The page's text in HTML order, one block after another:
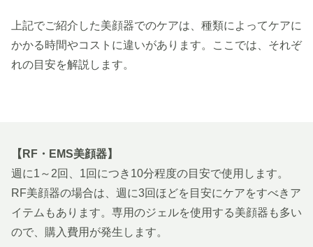
上記でご紹介した美顔器でのケアは、種類によってケアに
かかる時間やコストに違いがあります。ここでは、それぞ
れの目安を解説します。
【RF・EMS美顔器】
週に1～2回、1回につき10分程度の目安で使用します。
RF美顔器の場合は、週に3回ほどを目安にケアをすべきア
イテムもあります。専用のジェルを使用する美顔器も多い
ので、購入費用が発生します。